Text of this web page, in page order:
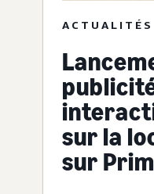
ACTUALITÉS
sur la
sur